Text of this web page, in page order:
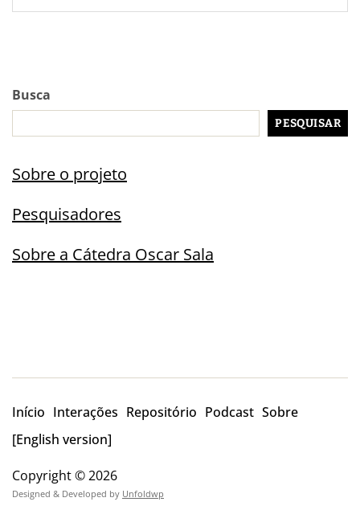
Busca
PESQUISAR
Sobre o projeto
Pesquisadores
Sobre a Cátedra Oscar Sala
Copyright © 2026
Designed & Developed by Unfoldwp
Início Interações Repositório Podcast Sobre
[English version]